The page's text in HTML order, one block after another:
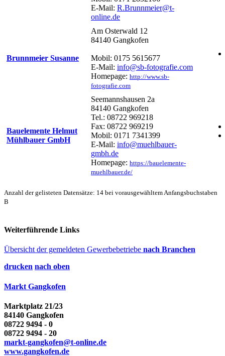
E-Mail: R.Brunnmeier@t-
online.de
Brunnmeier Susanne
Am Osterwald 12
84140 Gangkofen
Mobil: 0175 5615677
E-Mail: info@sb-fotografie.com
Homepage: http://www.sb-
fotografie.com
Bauelemente Helmut
Mühlbauer GmbH
Seemannshausen 2a
84140 Gangkofen
Tel.: 08722 969218
Fax: 08722 969219
Mobil: 0171 7341399
E-Mail: info@muehlbauer-
gmbh.de
Homepage: https://bauelemente-
muehlbauer.de/
Anzahl der gelisteten Datensätze: 14 bei vorausgewähltem Anfangsbuchstaben
B
Weiterführende Links
Übersicht der gemeldeten Gewerbebetriebe nach Branchen
drucken nach oben
Markt Gangkofen
Marktplatz 21/23
84140 Gangkofen
08722 9494 - 0
08722 9494 - 20
markt-gangkofen@t-online.de
www.gangkofen.de